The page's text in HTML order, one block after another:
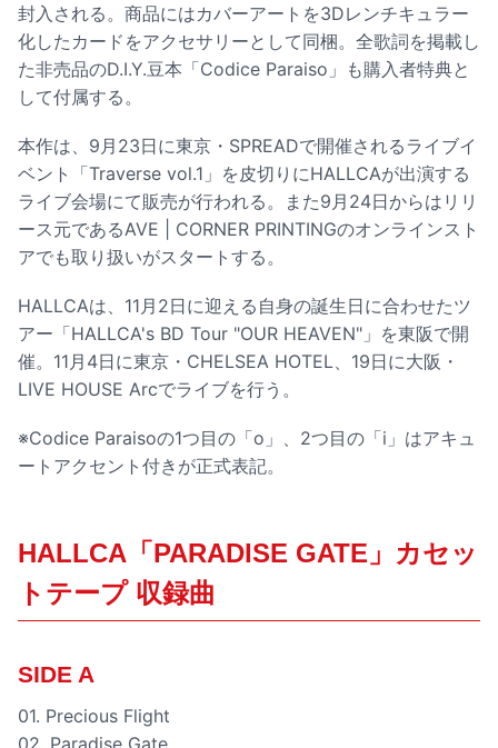
封入される。商品にはカバーアートを3Dレンチキュラー
化したカードをアクセサリーとして同梱。全歌詞を掲載し
た非売品のD.I.Y.豆本「Codice Paraiso」も購入者特典と
して付属する。
本作は、9月23日に東京・SPREADで開催されるライブイ
ベント「Traverse vol.1」を皮切りにHALLCAが出演する
ライブ会場にて販売が行われる。また9月24日からはリリ
ース元であるAVE | CORNER PRINTINGのオンラインスト
アでも取り扱いがスタートする。
HALLCAは、11月2日に迎える自身の誕生日に合わせたツ
アー「HALLCA's BD Tour "OUR HEAVEN"」を東阪で開
催。11月4日に東京・CHELSEA HOTEL、19日に大阪・
LIVE HOUSE Arcでライブを行う。
※Codice Paraisoの1つ目の「o」、2つ目の「i」はアキュ
ートアクセント付きが正式表記。
HALLCA「PARADISE GATE」カセッ
トテープ 収録曲
SIDE A
01. Precious Flight